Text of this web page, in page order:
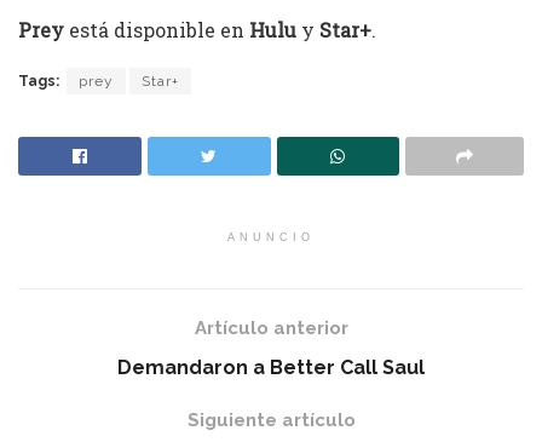
Prey está disponible en Hulu y Star+.
Tags: prey Star+
ANUNCIO
Artículo anterior
Demandaron a Better Call Saul
Siguiente artículo